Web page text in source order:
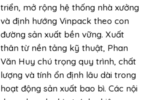
triển, mở rộng hệ thống nhà xưởng
và định hướng Vinpack theo con
đường sản xuất bền vững. Xuất
thân từ nền tảng kỹ thuật, Phan
Văn Huy chú trọng quy trình, chất
lượng và tính ổn định lâu dài trong
hoạt động sản xuất bao bì. Các nội